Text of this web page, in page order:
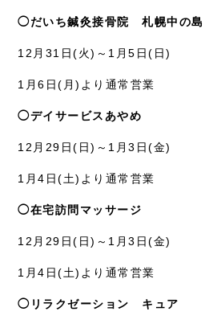
◯だいち鍼灸接骨院 札幌中の島
12月31日(火)～1月5日(日)
1月6日(月)より通常営業
◯デイサービスあやめ
12月29日(日)～1月3日(金)
1月4日(土)より通常営業
◯在宅訪問マッサージ
12月29日(日)～1月3日(金)
1月4日(土)より通常営業
◯リラクゼーション キュア